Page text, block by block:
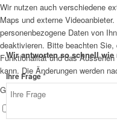
Wir nutzen auch verschiedene
Maps und externe
personenbezogene Daten von
deaktivieren. Bitte beachten
Funktionalität und das
kann. Die Änderungen werden
Google Webfont Einstellungen:
Wir antworten so schnell
Ihre Frage*